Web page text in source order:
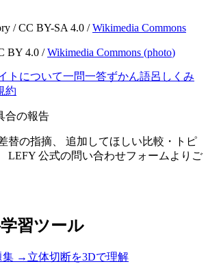
/CC BY-SA 4.0 / Wikimedia Commons
BY 4.0 / Wikimedia Commons (photo)
トについて一問一答ずかん語呂 しくみ
約
合の報告
替の指摘、 追加してほしい比較・トピ
LEFY 公式の問い合わせフォームよりご
習ツール
集 → 立体切断を3Dで理解